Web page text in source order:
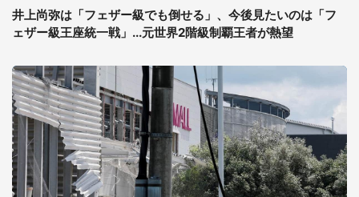
井上尚弥は「フェザー級でも倒せる」、今後見たいのは「フ
ェザー級王座統一戦」...元世界2階級制覇王者が熱望